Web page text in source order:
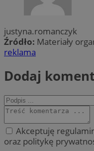
justyna.romanczyk
Źródło: Materiały
reklama
Dodaj
Akceptuję
oraz politykę